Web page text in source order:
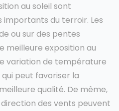
au soleil sont
du terroir. Les
ou sur des pentes
meilleure exposition au
variation de température
peut favoriser la
qualité. De même,
des vents peuvent